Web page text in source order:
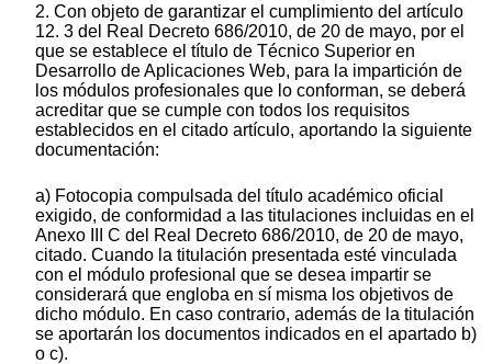
2. Con objeto de garantizar el cumplimiento del artículo
12. 3 del Real Decreto 686/2010, de 20 de mayo, por el
que se establece el título de Técnico Superior en
Desarrollo de Aplicaciones Web, para la impartición de
los módulos profesionales que lo conforman, se deberá
acreditar que se cumple con todos los requisitos
establecidos en el citado artículo, aportando la siguiente
documentación:
a) Fotocopia compulsada del título académico oficial
exigido, de conformidad a las titulaciones incluidas en el
Anexo III C del Real Decreto 686/2010, de 20 de mayo,
citado. Cuando la titulación presentada esté vinculada
con el módulo profesional que se desea impartir se
considerará que engloba en sí misma los objetivos de
dicho módulo. En caso contrario, además de la titulación
se aportarán los documentos indicados en el apartado b)
o c).